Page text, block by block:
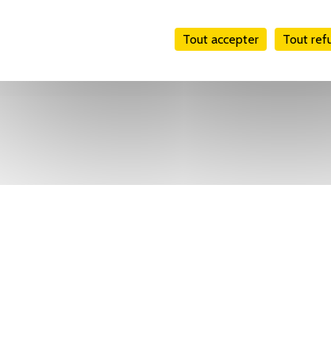
Tout accepter Tout